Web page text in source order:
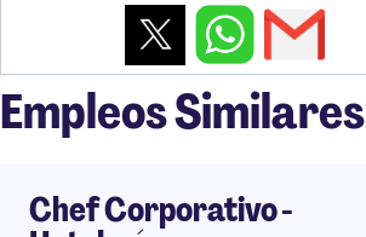
Empleos Similares
Chef Corporativo -